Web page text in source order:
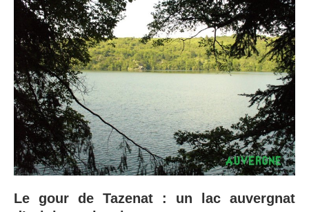
Le gour de Tazenat : un lac auvergnat